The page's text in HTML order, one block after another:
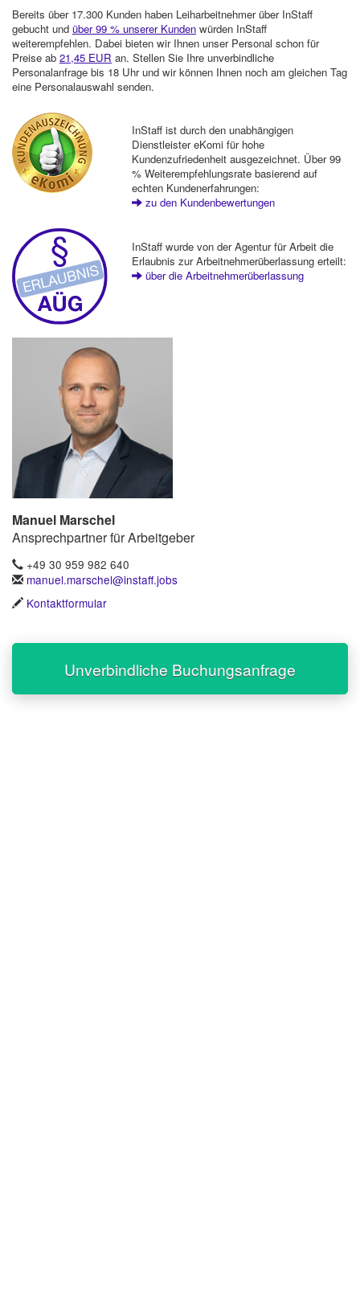
Bereits über 17.300 Kunden haben Leiharbeitnehmer über InStaff
gebucht und über 99 % unserer Kunden würden InStaff
weiterempfehlen. Dabei bieten wir Ihnen unser Personal schon für
Preise ab 21,45 EUR an. Stellen Sie Ihre unverbindliche
Personalanfrage bis 18 Uhr und wir können Ihnen noch am gleichen Tag
eine Personalauswahl senden.
InStaff ist durch den unabhängigen
Dienstleister eKomi für hohe
Kundenzufriedenheit ausgezeichnet. Über 99
% Weiterempfehlungsrate basierend auf
echten Kundenerfahrungen:
zu den Kundenbewertungen
InStaff wurde von der Agentur für Arbeit die
Erlaubnis zur Arbeitnehmerüberlassung erteilt:
über die Arbeitnehmerüberlassung
Manuel Marschel
Ansprechpartner für Arbeitgeber
+49 30 959 982 640
manuel.marschel@instaff.jobs
Kontaktformular
Unverbindliche Buchungsanfrage